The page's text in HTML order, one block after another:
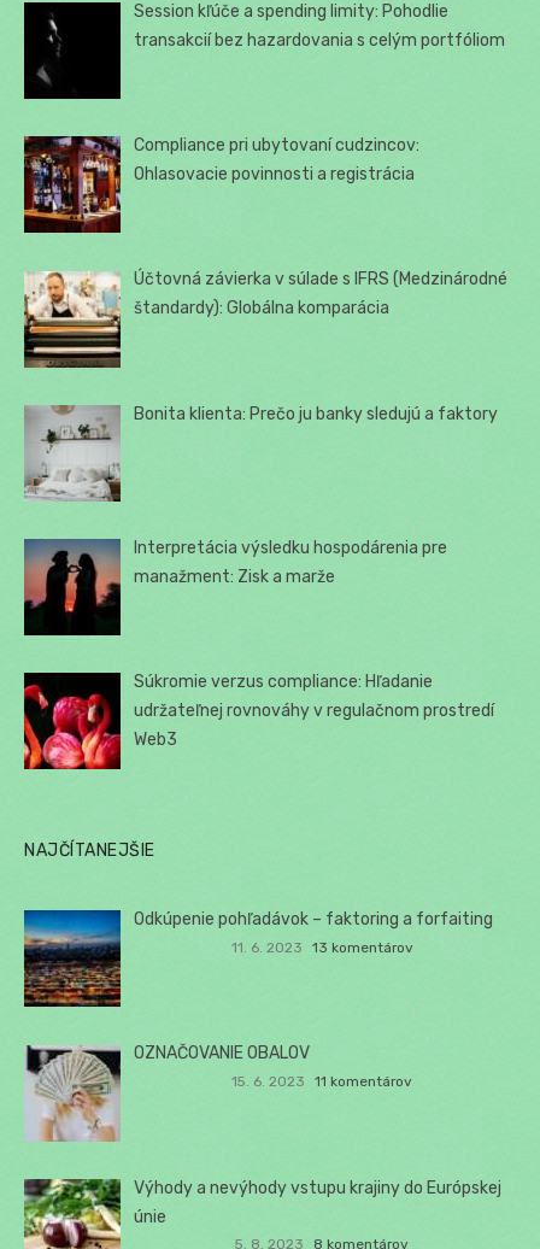
Session kľúče a spending limity: Pohodlie
transakcií bez hazardovania s celým portfóliom
Compliance pri ubytovaní cudzincov:
Ohlasovacie povinnosti a registrácia
Účtovná závierka v súlade s IFRS (Medzinárodné
štandardy): Globálna komparácia
Bonita klienta: Prečo ju banky sledujú a faktory
Interpretácia výsledku hospodárenia pre
manažment: Zisk a marže
Súkromie verzus compliance: Hľadanie
udržateľnej rovnováhy v regulačnom prostredí
Web3
NAJČÍTANEJŠIE
Odkúpenie pohľadávok – faktoring a forfaiting
11. 6. 2023 13 komentárov
OZNAČOVANIE OBALOV
15. 6. 2023 11 komentárov
Výhody a nevýhody vstupu krajiny do Európskej
únie
5. 8. 2023 8 komentárov